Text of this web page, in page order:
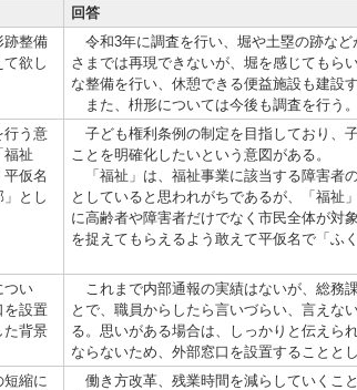
回答
整備
欲し
令和3年に調査を行い、堀や土塁の跡な
さまでは再現できないが、堀を感じてもら
な整備を行い、休憩できる便益施設も建設
また、枡形については今後も調査を行う。
う意
福祉
仮名
とし
子ども権利条例の制定を目指しており、
ことを明確化したいという意図がある。
「福祉」は、福祉事業に該当する障害者
としていると思われがちであるが、「福祉
に高齢者や障害者だけでなく市民全体が対
を捉えてもらえるよう敢えて平仮名で「ふ
い
を設置
た背景
これまで内部通報の実績はないが、総務
とで、職員からしたら言いづらい、言えな
る。思いがある場合は、しっかりと伝えら
ならないため、外部窓口を設置することとし
縮に
働き方改革、残業時間を減らしていくこ